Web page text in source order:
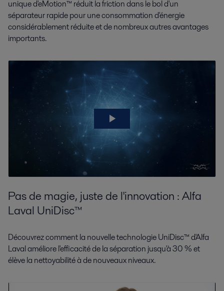
unique d'eMotion™ réduit la friction dans le bol d'un
séparateur rapide pour une consommation d'énergie
considérablement réduite et de nombreux autres avantages
importants.
Pas de magie, juste de l'innovation : Alfa
Laval UniDisc™
Découvrez comment la nouvelle technologie UniDisc™ d'Alfa
Laval améliore l'efficacité de la séparation jusqu'à 30 % et
élève la nettoyabilité à de nouveaux niveaux.